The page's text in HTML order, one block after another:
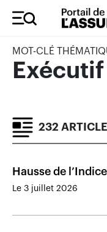
MOT-CLÉ
Exécutif
232
Hausse de
climatique en
Le 3 juillet 2026